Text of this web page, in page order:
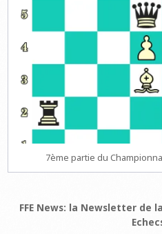
7ème partie du
Navigation
FFE News: la Newsletter de